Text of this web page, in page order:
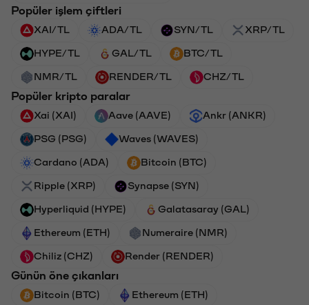
Popüler işlem çiftleri
XAI/TL ADA/TL SYN/TL XRP/TL
HYPE/TL GAL/TL BTC/TL
NMR/TL RENDER/TL CHZ/TL
Popüler kripto paralar
Xai (XAI) Aave (AAVE) Ankr (ANKR)
PSG (PSG) Waves (WAVES)
Cardano (ADA) Bitcoin (BTC)
Ripple (XRP) Synapse (SYN)
Hyperliquid (HYPE) Galatasaray (GAL)
Ethereum (ETH) Numeraire (NMR)
Chiliz (CHZ) Render (RENDER)
Günün öne çıkanları
Bitcoin (BTC) Ethereum (ETH)